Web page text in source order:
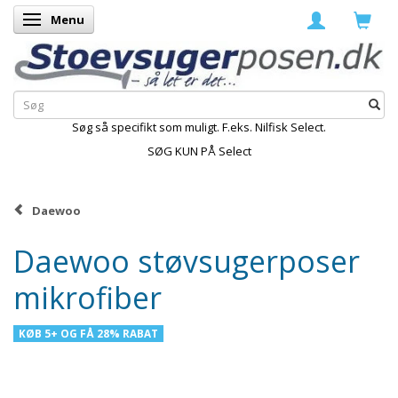
Skifte navigation
Menu
Søg så specifikt som muligt. F.eks. Nilfisk Select.
SØG KUN PÅ Select
Daewoo
Daewoo støvsugerposer
mikrofiber
KØB 5+ OG FÅ 28% RABAT